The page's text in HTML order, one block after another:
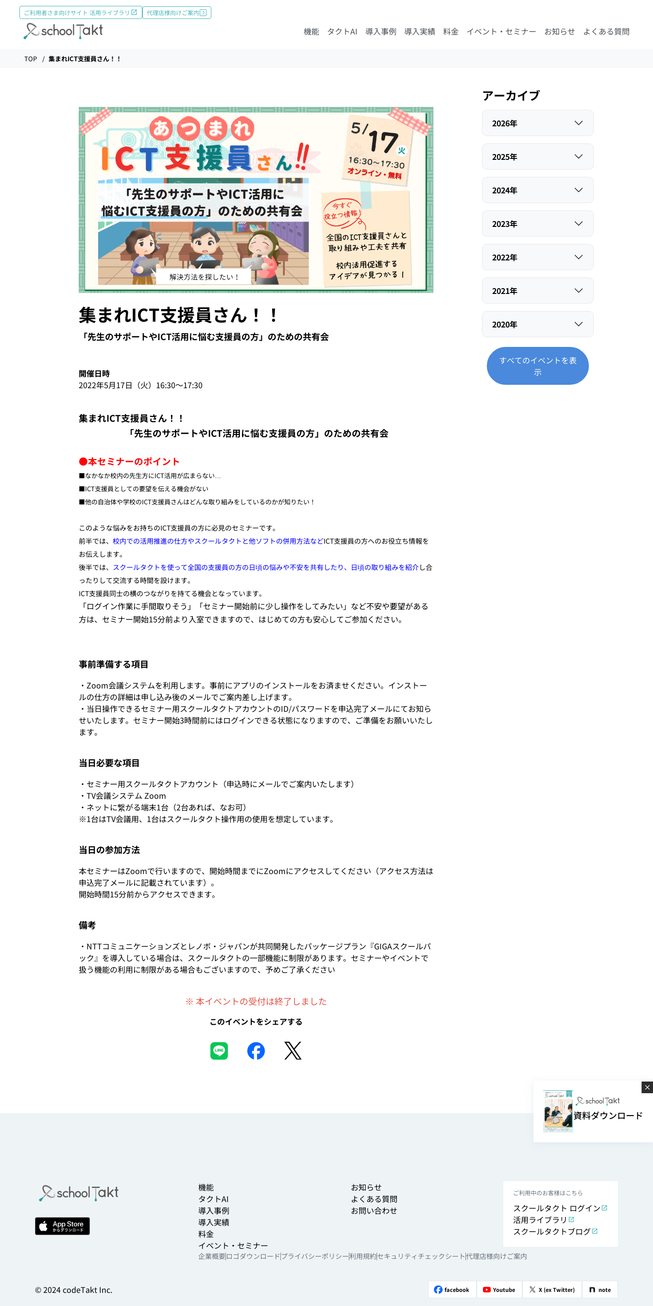
機能
イベント・セミナー
ご利用者さま向けサイト 活用ライブラリ 代理店様向けご案内
機能 タクトAI 導入事例 導入実績 料金 イベント・セミナー お知らせ よくある質問
TOP 集まれICT支援員さん！！
集まれICT支援員さん！！
「先生のサポートやICT活用に悩む支援員の方」のための共有会
開催日時
2022年5月17日（火）16:30〜17:30
集まれICT支援員さん！！
「先生のサポートやICT活用に悩む支援員の方」のための共有会
●本セミナーのポイント
■なかなか校内の先生方にICT活用が広まらない…
■ICT支援員としての要望を伝える機会がない
■他の自治体や学校のICT支援員さんはどんな取り組みをしているのかが知りたい！
このような悩みをお持ちのICT支援員の方に必見のセミナーです。
前半では、 校内での活用推進の仕方やスクールタクトと他ソフトの併用方法などICT支援員の方へのお役立ち情報を
お伝えします。
後半では、 スクールタクトを使って全国の支援員の方の日頃の悩みや不安を共有したり、日頃の取り組みを紹介し合
ったりして交流する時間を設けます。
ICT支援員同士の横のつながりを持てる機会となっています。
「ログイン作業に手間取りそう」「セミナー開始前に少し操作をしてみたい」など不安や要望がある
方は、セミナー開始15分前より入室できますので、はじめての方も安心してご参加ください。
事前準備する項目
・Zoom会議システムを利用します。事前にアプリのインストールをお済ませください。インストー
ルの仕方の詳細は申し込み後のメールでご案内差し上げます。
・当日操作できるセミナー用スクールタクトアカウントのID/パスワードを申込完了メールにてお知ら
せいたします。セミナー開始3時間前にはログインできる状態になりますので、ご準備をお願いいたし
ます。
当日必要な項目
・セミナー用スクールタクトアカウント（申込時にメールでご案内いたします）
・TV会議システム Zoom
・ネットに繋がる端末1台（2台あれば、なお可）
※1台はTV会議用、1台はスクールタクト操作用の使用を想定しています。
当日の参加方法
本セミナーはZoomで行いますので、開始時間までにZoomにアクセスしてください（アクセス方法は
申込完了メールに記載されています）。
開始時間15分前からアクセスできます。
備考
・NTTコミュニケーションズとレノボ・ジャパンが共同開発したパッケージプラン『GIGAスクールパ
ック』を導入している場合は、スクールタクトの一部機能に制限があります。セミナーやイベントで
扱う機能の利用に制限がある場合もございますので、予めご了承ください
※ 本イベントの受付は終了しました
このイベントをシェアする
アーカイブ
2026年
2025年
2024年
2023年
2022年
2021年
2020年
すべてのイベントを表
示
資料ダウンロード
機能
タクトAI
導入事例
導入実績
料金
イベント・セミナー
お知らせ
よくある質問
お問い合わせ
ご利用中のお客様はこちら
スクールタクト ログイン
活用ライブラリ
スクールタクトブログ
企業概要ロゴダウンロード プライバシーポリシー利用規約セキュリティチェックシート代理店様向けご案内
© 2024 codeTakt Inc. facebook Youtube X (ex Twitter) note